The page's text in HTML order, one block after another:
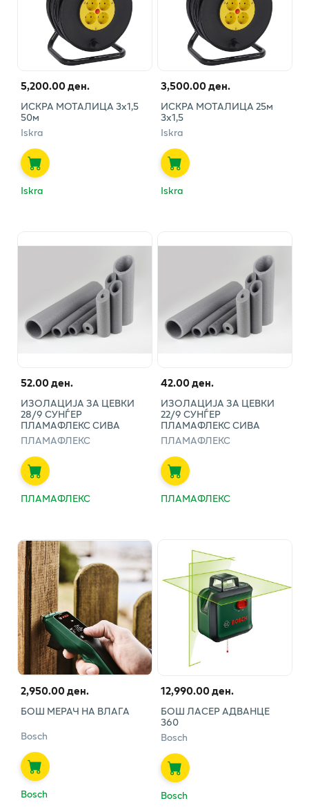
5,200.00 ден.
ИСКРА МОТАЛИЦА 3х1,5
50м
Iskra
Iskra
3,500.00 ден.
ИСКРА МОТАЛИЦА 25м
3х1,5
Iskra
Iskra
52.00 ден.
ИЗОЛАЦИЈА ЗА ЦЕВКИ
28/9 СУНЃЕР
ПЛАМАФЛЕКС СИВА
ПЛАМАФЛЕКС
ПЛАМАФЛЕКС
42.00 ден.
ИЗОЛАЦИЈА ЗА ЦЕВКИ
22/9 СУНЃЕР
ПЛАМАФЛЕКС СИВА
ПЛАМАФЛЕКС
ПЛАМАФЛЕКС
2,950.00 ден.
БОШ МЕРАЧ НА ВЛАГА
Bosch
Bosch
12,990.00 ден.
БОШ ЛАСЕР АДВАНЦЕ
360
Bosch
Bosch